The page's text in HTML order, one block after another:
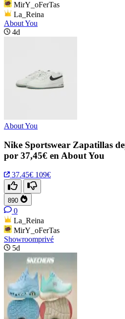
MirY_oFerTas
La_Reina
About You
4d
About You
Nike Sportswear Zapatillas
por 37,45€ en About You
37.45€ 109€
890
0
La_Reina
MirY_oFerTas
Showroomprivé
5d